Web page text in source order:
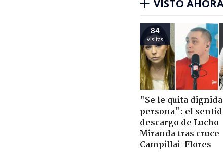
VISTO
84
visitas
"Se le quita
persona": el
descargo de Lucho
Miranda tras cruce
Campillai-Flores